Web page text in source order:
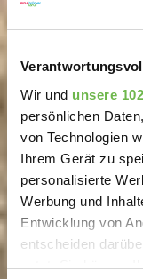
Wir und unsere
persönlichen
von Technologien
Ihrem Gerät zu
personalisierte
Werbung und
Entwicklung von
entscheiden
nutzt. Sie können